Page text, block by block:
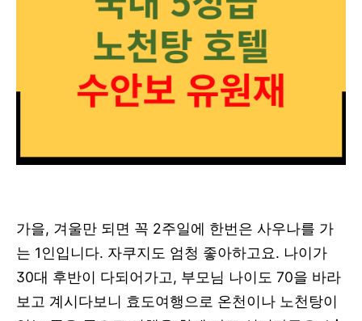
가을, 겨울만 되면 꼭 2주일에 한번은 사우나를 가
는 1인입니다. 자쿠지도 엄청 좋아하고요. 나이가
30대 후반이 다되어가고, 부모님 나이도 70을 바라
보고 계시다보니 효도여행으로 온천이나 노천탕이